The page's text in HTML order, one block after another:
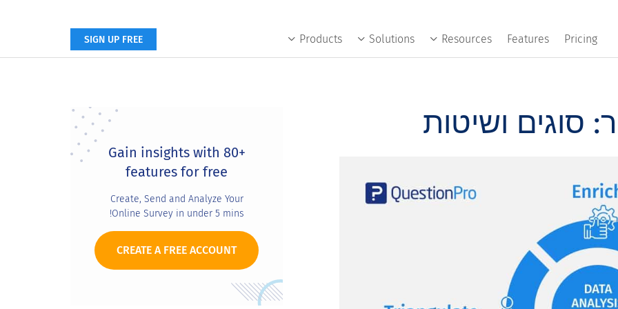
Products Solutions Resources Features Pricing
SIGN UP FREE
סוגים ושיטות
Sidebar
Gain insights with 80+
features for free
Create, Send and Analyze Your
Online Survey in under 5 mins!
CREATE A FREE ACCOUNT